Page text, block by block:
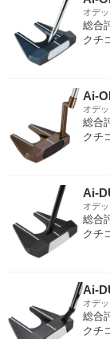
オデ
総合
クチ
Ai-
オデ
総合
クチ
Ai-
オデ
総合
クチ
Ai-
オデ
総合
クチ